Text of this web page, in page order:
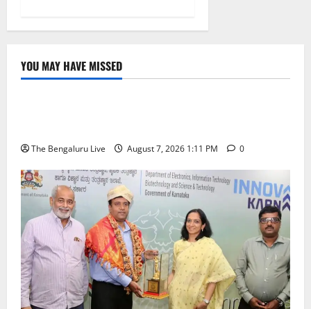
YOU MAY HAVE MISSED
ಬೆಳಗಾವಿ ಬೆಂಗಳೂರು ನಗರ ಮಂಗಳೂರು
The Bengaluru Live August 7, 2026 1:11 PM 0